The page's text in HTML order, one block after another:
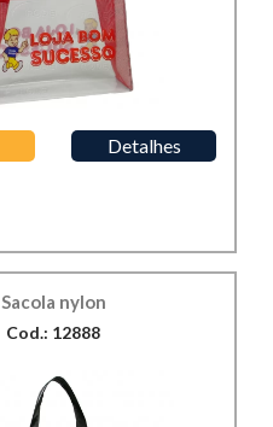
Detalhes
Sacola nylon
Cod.: 12888